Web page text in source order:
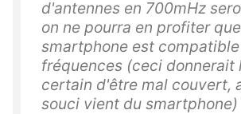
d'antennes en 700mHz
on ne pourra en profiter
smartphone est
fréquences (ceci donnerait
certain d'être mal couvert,
souci vient du smartphone)